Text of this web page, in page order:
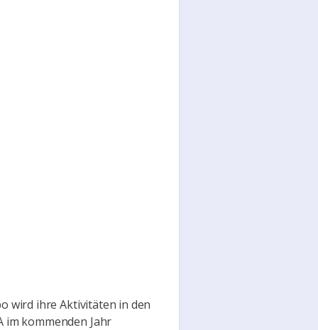
wird ihre Aktivitäten in den
im kommenden Jahr